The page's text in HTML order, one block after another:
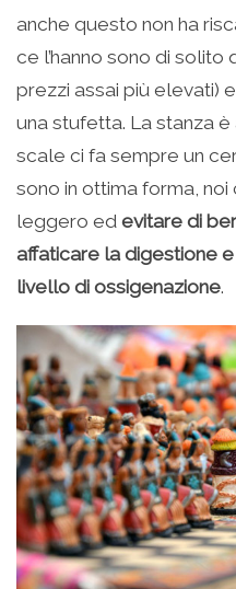
anche questo non ha
ce l’hanno sono di
prezzi assai più elevati)
una stufetta. La stanza
scale ci fa sempre un
sono in ottima forma,
leggero ed evitare di
affaticare la digestione
livello di ossigenazione.